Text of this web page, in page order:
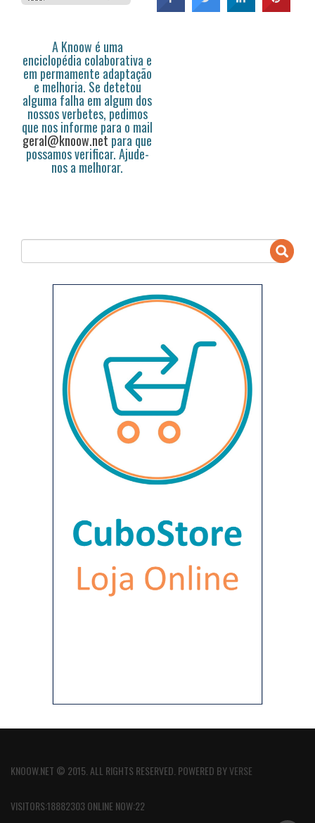
A Knoow é uma
enciclopédia colaborativa e
em permamente adaptação
e melhoria. Se detetou
alguma falha em algum dos
nossos verbetes, pedimos
que nos informe para o mail
geral@knoow.net para que
possamos verificar. Ajude-
nos a melhorar.
KNOOW.NET © 2015. ALL RIGHTS RESERVED. POWERED BYVERSE
VISITORS:18882303 ONLINE NOW:22